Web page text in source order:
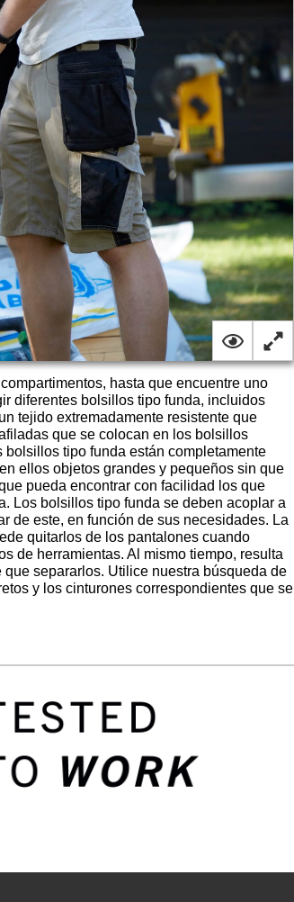
hasta que encuentre uno
diferentes bolsillos tipo funda, incluidos
tejido extremadamente resistente que
que se colocan en los bolsillos
tipo funda están completamente
ellos objetos grandes y pequeños sin que
pueda encontrar con facilidad los que
Los bolsillos tipo funda se deben acoplar a
de este, en función de sus necesidades. La
quitarlos de los pantalones cuando
de herramientas. Al mismo tiempo, resulta
separarlos. Utilice nuestra búsqueda de
y los cinturones correspondientes que se